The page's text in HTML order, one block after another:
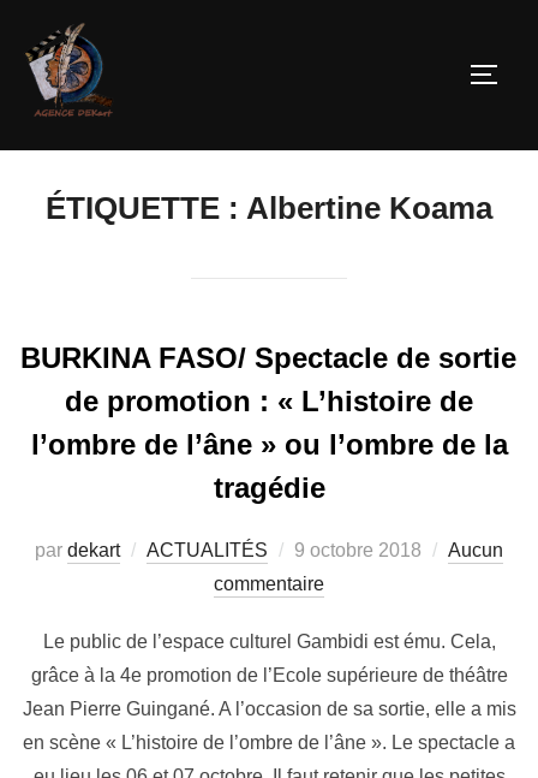
ÉTIQUETTE : Albertine Koama
BURKINA FASO/ Spectacle de sortie
de promotion : « L’histoire de
l’ombre de l’âne » ou l’ombre de la
tragédie
par dekart ACTUALITÉS 9 octobre 2018
Aucun
commentaire
Le public de l’espace culturel Gambidi est ému. Cela,
grâce à la 4e promotion de l’Ecole supérieure de théâtre
Jean Pierre Guingané. A l’occasion de sa sortie, elle a mis
en scène « L’histoire de l’ombre de l’âne ». Le spectacle a